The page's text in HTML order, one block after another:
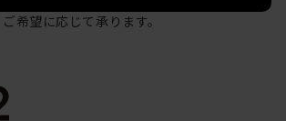
ご希望に応じて承ります。